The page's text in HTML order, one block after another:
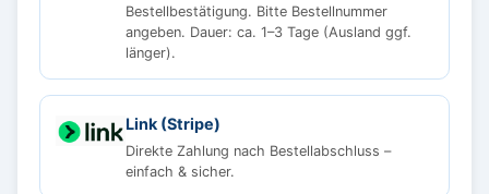
Bestellbestätigung. Bitte Bestellnummer
angeben. Dauer: ca. 1–3 Tage (Ausland ggf.
länger).
Link (Stripe)
Direkte Zahlung nach Bestellabschluss –
einfach & sicher.